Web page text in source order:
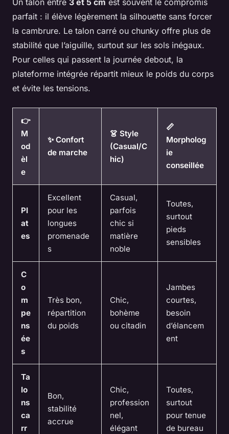
Un talon entre 3 et 5 cm est souvent le compromis
parfait : il élève légèrement la silhouette sans forcer
la cambrure. Le talon carré ou chunky offre plus de
stabilité que l’aiguille, surtout sur les sols inégaux.
Pour celles qui passent la journée debout, la
plateforme intégrée répartit mieux le poids du corps
et évite les tensions.
👉
M
od
èl
e
✨ Confort
de marche
👗 Style
(Casual/C
hic)
📏
Morpholog
ie
conseillée
Pl
at
es
Excellent
pour les
longues
promenade
s
Casual,
parfois
chic si
matière
noble
Toutes,
surtout
pieds
sensibles
C
o
m
pe
ns
ée
s
Très bon,
répartition
du poids
Chic,
bohème
ou citadin
Jambes
courtes,
besoin
d’élancem
ent
Ta
lo
ns
ca
rr
Bon,
stabilité
accrue
Chic,
profession
nel,
élégant
Toutes,
surtout
pour tenue
de bureau